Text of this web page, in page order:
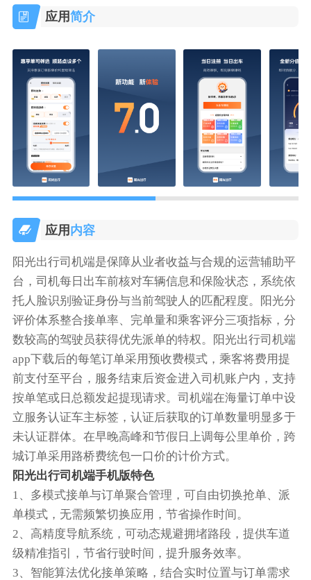
应用简介
应用 内容
阳光出行司机端是保障从业者收益与合规的运营辅助平
台，司机每日出车前核对车辆信息和保险状态，系统依
托人脸识别验证身份与当前驾驶人的匹配程度。阳光分
评价体系整合接单率、完单量和乘客评分三项指标，分
数较高的驾驶员获得优先派单的特权。阳光出行司机端
app下载后的每笔订单采用预收费模式，乘客将费用提
前支付至平台，服务结束后资金进入司机账户内，支持
按单笔或日总额发起提现请求。司机端在海量订单中设
立服务认证车主标签，认证后获取的订单数量明显多于
未认证群体。在早晚高峰和节假日上调每公里单价，跨
城订单采用路桥费统包一口价的计价方式。
阳光出行司机端手机版特色
1、多模式接单与订单聚合管理，可自由切换抢单、派
单模式，无需频繁切换应用，节省操作时间。
2、高精度导航系统，可动态规避拥堵路段，提供车道
级精准指引，节省行驶时间，提升服务效率。
3、智能算法优化接单策略，结合实时位置与订单需求